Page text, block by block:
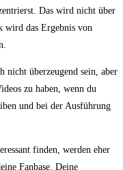
Das wird nicht über
wird das Ergebnis von
nicht überzeugend sein, aber
zu haben, wenn du
und bei der Ausführung
finden, werden eher
Fanbase. Deine